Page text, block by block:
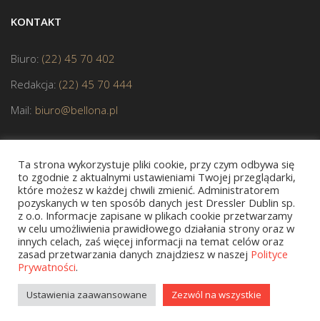
KONTAKT
Biuro: (22) 45 70 402
Redakcja: (22) 45 70 444
Mail: biuro@bellona.pl
JESTEŚMY CZŁONKIEM POLSKIEJ IZBY KSIĄŻKI
Copyright © 2020 bellona.pl
Ta strona wykorzystuje pliki cookie, przy czym odbywa się
to zgodnie z aktualnymi ustawieniami Twojej przeglądarki,
które możesz w każdej chwili zmienić. Administratorem
pozyskanych w ten sposób danych jest Dressler Dublin sp.
z o.o. Informacje zapisane w plikach cookie przetwarzamy
w celu umożliwienia prawidłowego działania strony oraz w
innych celach, zaś więcej informacji na temat celów oraz
zasad przetwarzania danych znajdziesz w naszej Polityce
Prywatności.
Ustawienia zaawansowane Zezwól na wszystkie